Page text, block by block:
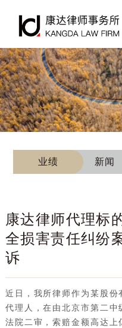
业绩 新闻
康达律师代理标
全损害责任纠纷
诉
近日，我所律师作为某股
代理人，在由北京市第二
法院二审，索赔金额高达